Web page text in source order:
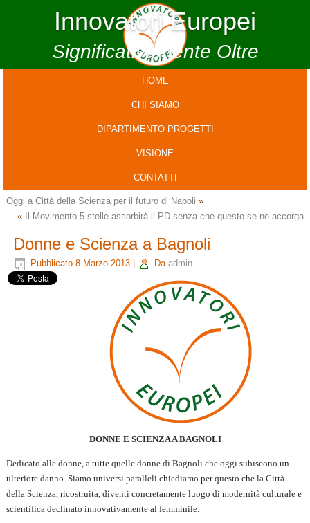
Innovatori Europei
Significativamente Oltre
HOME
CHI SIAMO
DIPARTIMENTO PROGETTI
VISIONE
CONTATTI
Oggi a Città della Scienza per il futuro di Napoli »
«
Il Movimento 5 stelle assorbirà il PD senza che questo se ne accorga
Donne e Scienza a Bagnoli
Pubblicato 8 Marzo 2013 Da admin
DONNE E SCIENZA A BAGNOLI
Dedicato alle donne, a tutte quelle donne di Bagnoli che oggi subiscono un
ulteriore danno. Siamo universi paralleli chiediamo per questo che la Città
della Scienza, ricostruita, diventi concretamente luogo di modernità culturale e
scientifica declinato innovativamente al femminile.